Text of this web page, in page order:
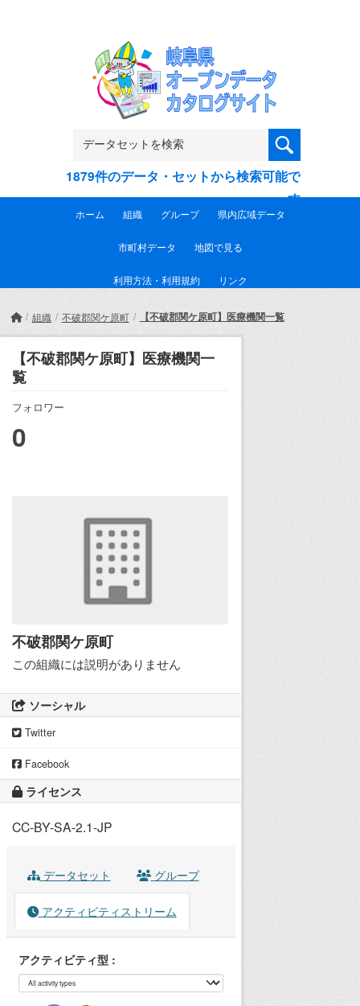
1879件のデータ・セットから検索可能で
す
ホーム 組織 グループ 県内広域データ
市町村データ 地図で見る
利用方法・利用規約 リンク
組織 不破郡関ケ原町 【不破郡関ケ原町】医療機関一覧
【不破郡関ケ原町】医療機関一
覧
フォロワー
0
不破郡関ケ原町
この組織には説明がありません
ソーシャル
Twitter
Facebook
ライセンス
CC-BY-SA-2.1-JP
データセット グループ
アクティビティストリーム
アクティビティ型